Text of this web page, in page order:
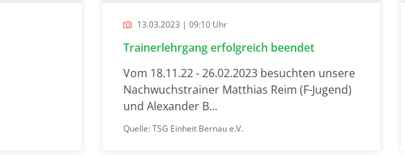
13.03.2023 | 09:10 Uhr
Trainerlehrgang erfolgreich beendet
Vom 18.11.22 - 26.02.2023 besuchten unsere
Nachwuchstrainer Matthias Reim (F-Jugend)
und Alexander B...
Quelle: TSG Einheit Bernau e.V.